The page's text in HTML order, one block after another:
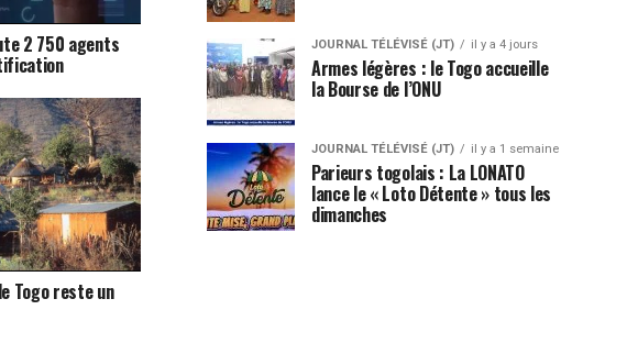
2 750 agents
Togo reste un
JOURNAL TÉLÉVISÉ (JT) il y a 4 jours
Armes légères : le Togo accueille
la Bourse de l’ONU
JOURNAL TÉLÉVISÉ (JT) il y a 1 semaine
Parieurs togolais : La LONATO
lance le « Loto Détente » tous les
dimanches